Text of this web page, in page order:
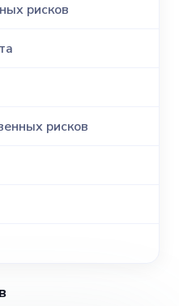
рисков
рисков